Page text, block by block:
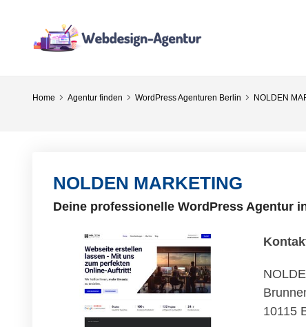
Home Agentur finden WordPress Agenturen Berlin NOLDEN
NOLDEN MARKETING
Deine professionelle WordPress Agentur
10115